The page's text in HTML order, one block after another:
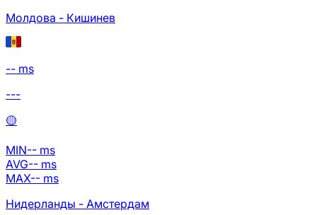
Молдова - Кишинев
-- ms
---
🟡
MIN-- ms
AVG-- ms
MAX-- ms
Нидерланды - Амстердам